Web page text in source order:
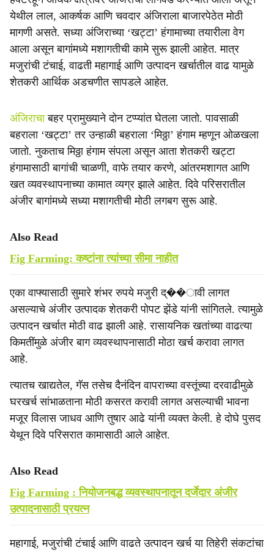
e
येथील लाल, आकर्षक आणि चवदार अंजिराला बाजारपेठेत मोठी
मागणी असते. सध्या अंजिराच्या ‘खट्टा’ हंगामाच्या तयारीला वेग
आला असून बागांमध्ये मशागतीची कामे सुरू झाली आहेत. मात्र
मजुरांची टंचाई, वाढती महागाई आणि उत्पादन खर्चातील वाढ यामुळे
शेतकरी आर्थिक अडचणीत सापडले आहेत.
अंजिराचाबहर प्रामुख्याने दोन टप्प्यांत घेतला जातो. पावसाळी
बहराला ‘खट्टा’ तर उन्हाळी बहराला ‘मिठ्ठा’ हंगाम म्हणून ओळखला
जातो. नुकताच मिठ्ठा हंगाम संपला असून आता शेतकरी खट्टा
हंगामासाठी बागांची चाळणी, वाफे तयार करणे, आंतरमशागत आणि
खत व्यवस्थापनाच्या कामात व्यग्र झाले आहेत. दिवे परिसरातील
अंजीर बागांमध्ये सध्या मशागतीची मोठी लगबग सुरू आहे.
Also Read
Fig Farming: कष्टांना त्यांच्या सीमा नाहीत
एका वाफ्यासाठी सुमारे शंभर रुपये मजुरी द्��ावी लागत
असल्याचे अंजीर उत्पादक शेतकरी पोपट झेंडे यांनी सांगितले. त्यामुळे
उत्पादन खर्चात मोठी वाढ झाली आहे. रासायनिक खतांच्या वाढत्या
किमतींमुळे अंजीर बाग व्यवस्थापनासाठी मोठा खर्च करावा लागत
आहे.
त्यातच खाद्यतेल, गॅस तसेच दैनंदिन वापराच्या वस्तूंच्या दरवाढीमुळे
घरखर्च सांभाळताना मोठी कसरत करावी लागत असल्याची भावना
मजूर विलास जाधव आणि तुषार आढे यांनी व्यक्त केली. हे दोघे पुसद
येथून दिवे परिसरात कामासाठी आले आहेत.
Also Read
Fig Farming : नियोजनबद्ध व्यवस्थापनातून दर्जेदार अंजीर
उत्पादनासाठी प्रयत्न
महागाई, मजुरांची टंचाई आणि वाढते उत्पादन खर्च या तिहेरी संकटांचा